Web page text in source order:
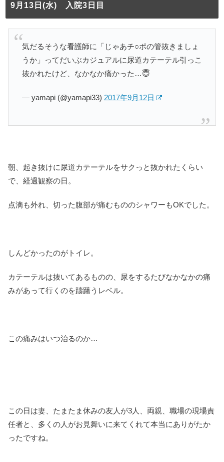
9月13日(水) 入院3日目
気だるそうな看護師に「じゃあチ○ポの管抜きましょ
うか」ってだいぶカジュアルに尿道カテーテル引っこ
抜かれたけど、なかなか痛かった…😇
— yamapi (@yamapi33) 2017年9月12日
朝、起き抜けに尿道カテーテルをサクっと抜かれたくらい
で、経過観察の日。
点滴も外れ、切った腹部が痛むもののシャワーもOKでした。
しんどかったのがトイレ。
カテーテルは抜いてあるものの、尿をするたびなかなかの痛
みがあって行くのを躊躇うレベル。
この痛みはいつ治るのか…
この日は妻、たまたま休みの友人が3人、両親、職場の現場責
任者と、多くの人がお見舞いに来てくれて本当にありがたか
ったですね。